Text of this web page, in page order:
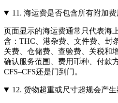
11. 海运费是否包含所有附加费
页面显示的海运费通常只代表海
含：THC、港杂费、文件费、封
关费、仓储费、查验费、关税和
确认服务范围、费用币种、付款
CFS–CFS还是门到门。
12. 货物超重或尺寸超规会产生